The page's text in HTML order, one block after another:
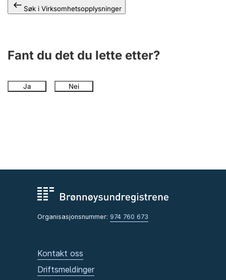
Søk i Virksomhetsopplysninger
Fant du det du lette etter?
Ja Nei
Organisasjonsnummer: 974 760 673
Kontakt oss
Driftsmeldinger